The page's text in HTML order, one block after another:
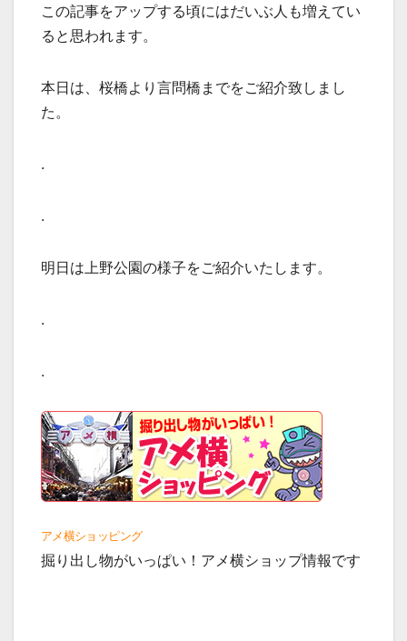
この記事をアップする頃にはだいぶ人も増えてい
ると思われます。
本日は、桜橋より言問橋までをご紹介致しまし
た。
.
.
明日は上野公園の様子をご紹介いたします。
.
.
アメ横ショッピング
掘り出し物がいっぱい！アメ横ショップ情報です